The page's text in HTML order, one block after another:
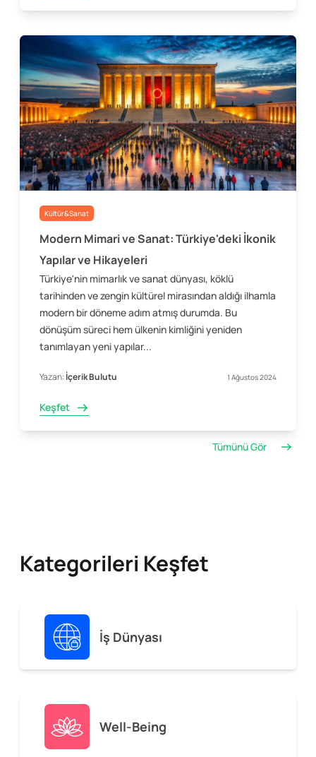
Kültür&Sanat
Modern Mimari ve Sanat: Türkiye'deki İkonik
Yapılar ve Hikayeleri
Türkiye'nin mimarlık ve sanat dünyası, köklü
tarihinden ve zengin kültürel mirasından aldığı ilhamla
modern bir döneme adım atmış durumda. Bu
dönüşüm süreci hem ülkenin kimliğini yeniden
tanımlayan yeni yapılar...
Yazan:İçerik Bulutu 1 Ağustos 2024
Keşfet
Tümünü Gör
Kategorileri Keşfet
İş Dünyası
Well-Being